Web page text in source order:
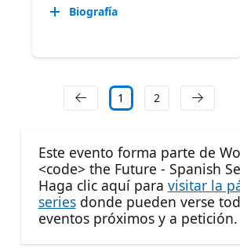
Biografía
1 2
Este evento forma parte de
<code> the Future - Spanish
Haga clic aquí para visitar la
seriesdonde pueden verse
eventos próximos y a petición.